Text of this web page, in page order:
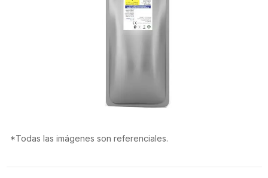
*Todas las imágenes son referenciales.